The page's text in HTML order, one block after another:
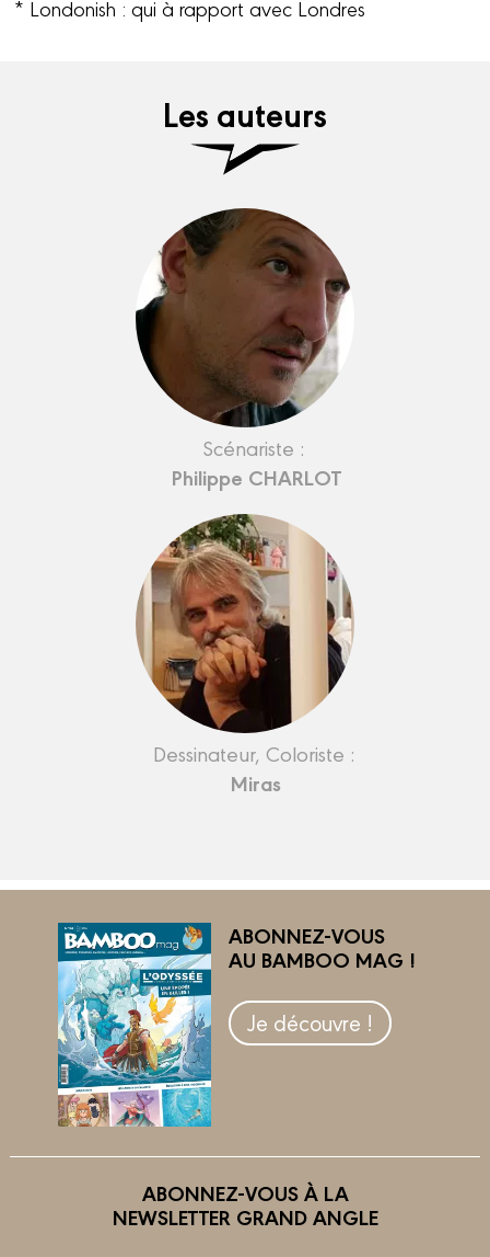
* Londonish : qui à rapport avec Londres
Les auteurs
Scénariste :
Philippe CHARLOT
Dessinateur, Coloriste :
Miras
ABONNEZ-VOUS
AU BAMBOO MAG !
Je découvre !
ABONNEZ-VOUS À LA
NEWSLETTER GRAND ANGLE